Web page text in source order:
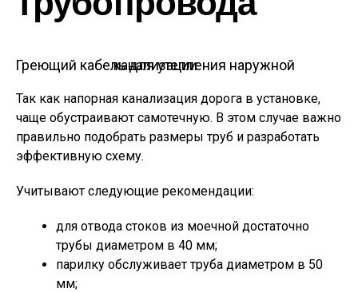
Греющий кабель для утепления наружной канализации
Так как напорная канализация дорога в установке,
чаще обустраивают самотечную. В этом случае важно
правильно подобрать размеры труб и разработать
эффективную схему.
Учитывают следующие рекомендации:
для отвода стоков из моечной достаточно
трубы диаметром в 40 мм;
парилку обслуживает труба диаметром в 50
мм;